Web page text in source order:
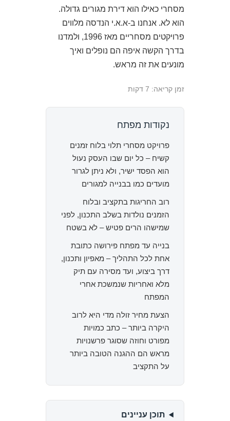
מסחרי כאילו הוא דירת מגורים גדולה.
הוא לא. אנחנו ב-א.א.י הנדסה מלווים
פרויקטים מסחריים מאז 1996, ולמדנו
בדרך הקשה איפה הם נופלים ואיך
מונעים את זה מראש.
זמן קריאה: 7 דקות
נקודות מפתח
פרויקט מסחרי תלוי בלוח זמנים
קשיח – כל יום שבו העסק נעול
הוא הפסד ישיר, ולא ניתן לגרור
מועדים כמו בבנייה למגורים
רוב החריגות בתקציב ובלוח
הזמנים נולדות בשלב התכנון, לפני
שמישהו הרים פטיש – לא בשטח
בנייה עד מפתח פירושה כתובת
אחת לכל התהליך – מאפיון ותכנון,
דרך ביצוע, ועד מסירה עם תיק
מלא ואחריות שנמשכת אחרי
המפתח
הצעת מחיר זולה מדי היא לרוב
היקרה ביותר – כתב כמויות
מפורט וחוזה שסוגר פרשנויות
מראש הם ההגנה הטובה ביותר
על התקציב
תוכן עניינים